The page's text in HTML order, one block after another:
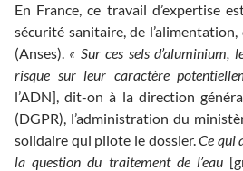
En France, ce travail d’expertise
sécurité sanitaire, de
(Anses). « Sur ces sels d’aluminium,
risque sur leur caractère
l’ADN], dit-on à la direction
(DGPR), l’administration du
solidaire qui pilote le dossier.Ce qui
la question du traitement de l’eau